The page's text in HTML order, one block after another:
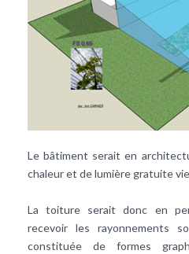
Le bâtiment serait en
chaleur et de lumière gratuite
La toiture serait donc en
recevoir les rayonnements
constituée de formes